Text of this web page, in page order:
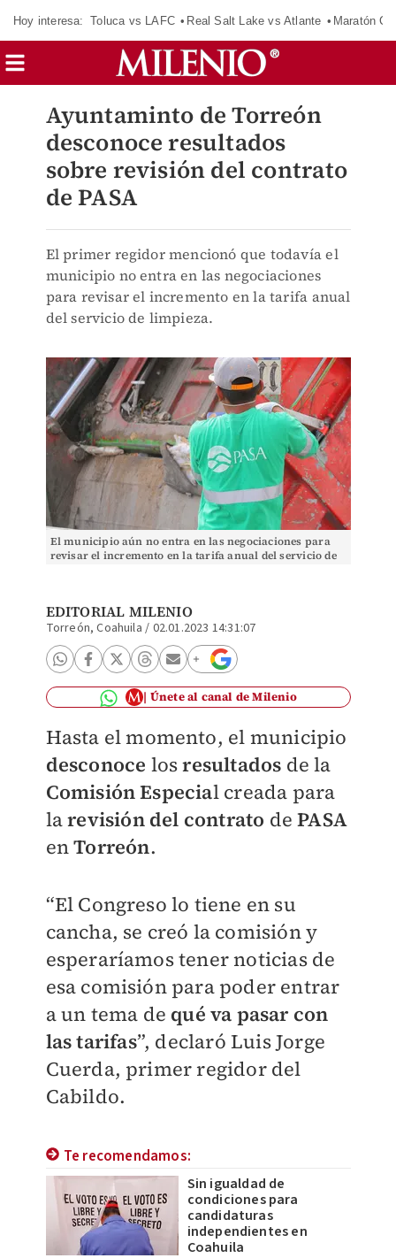
Hoy interesa: Toluca vs LAFC Real Salt Lake vs Atlante Maratón
Ayuntaminto de Torreón
desconoce resultados
sobre revisión del contrato
de PASA
El primer regidor mencionó que todavía el
municipio no entra en las negociaciones
para revisar el incremento en la tarifa anual
del servicio de limpieza.
El municipio aún no entra en las negociaciones para
revisar el incremento en la tarifa anual del servicio de
EDITORIAL MILENIO
Torreón, Coahuila / 02.01.2023 14:31:07
Únete al canal de Milenio
Hasta el momento, el municipio
desconoce losresultados de la
Comisión Especial creada para
larevisión del contrato dePASA
enTorreón.
“El Congreso lo tiene en su
cancha, se creó la comisión y
esperaríamos tener noticias de
esa comisión para poder entrar
a un tema de qué va pasar con
las tarifas”, declaró Luis Jorge
Cuerda, primer regidor del
Cabildo.
Te recomendamos:
Sin igualdad de
condiciones para
candidaturas
independientes en
Coahuila